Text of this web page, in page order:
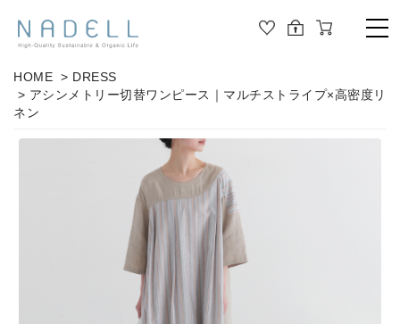
TOP
PRODUCT
CUT&SEWN
SHIRT / BLOUSE
ORGANIC COTTON
ABOUT US
HOME > DRESS
> アシンメトリー切替ワンピース｜マルチストライプ×高密度リ
ネン